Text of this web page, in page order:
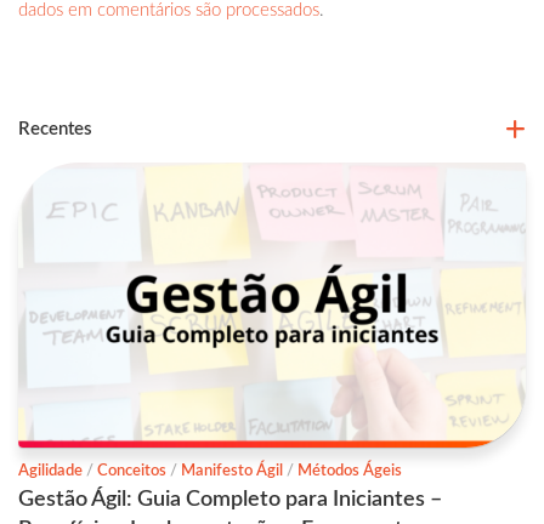
dados em comentários são processados.
Recentes
Agilidade / Conceitos / Manifesto Ágil / Métodos Ágeis
Gestão Ágil: Guia Completo para Iniciantes –